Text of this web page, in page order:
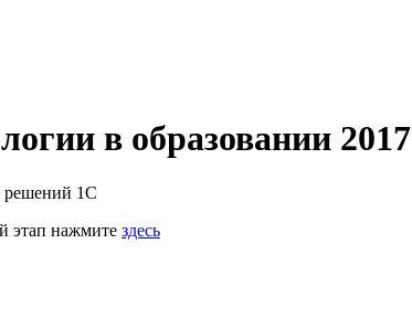
в образовании 2017
решений 1С
этап нажмите здесь